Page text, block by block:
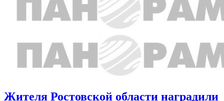
Жителя Ростовской области наградили